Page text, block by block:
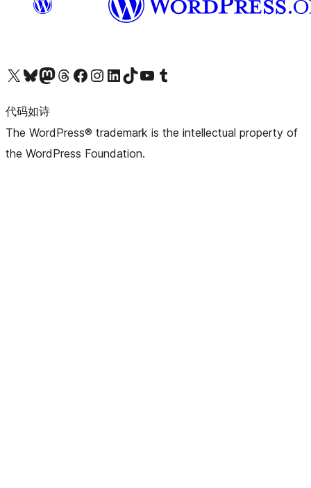
关注我们的 X（原 Twitter）账号访问我们的 Bluesky 账号关注我们的 Mastodon 账号访问我们的 Threads 账号 访问我们的 Facebook 公共主页关注我们的 Instagram 账号 关注我们的 LinkedIn 主页访问我们的 TikTok 账号访问我们的 YouTube 频道 访问我们的 Tumblr 账号
代码如诗
The WordPress® trademark is the intellectual property of
the WordPress Foundation.